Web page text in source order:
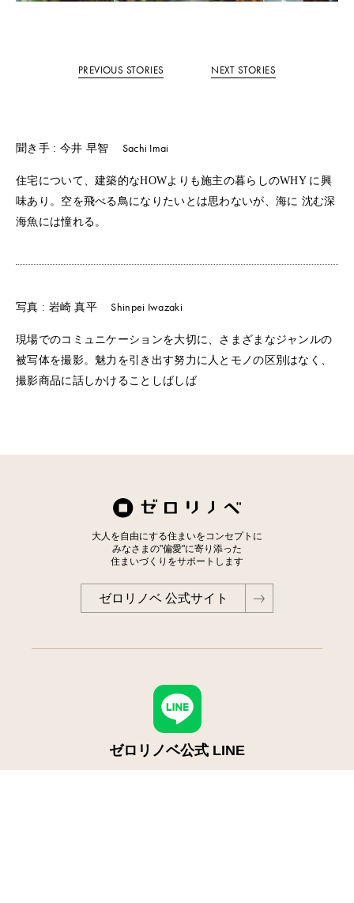
PREVIOUS STORIES NEXT STORIES
聞き手 : 今井 早智 Sachi Imai
住宅について、建築的なHOWよりも施主の暮らしのWHY に興
味あり。空を飛べる鳥になりたいとは思わないが、海に 沈む深
海魚には憧れる。
写真 : 岩崎 真平 Shinpei Iwazaki
現場でのコミュニケーションを大切に、さまざまなジャンルの
被写体を撮影。魅力を引き出す努力に人とモノの区別はなく、
撮影商品に話しかけることしばしば
大人を自由にする住まいをコンセプトに
みなさまの"偏愛"に寄り添った
住まいづくりをサポートします
ゼロリノベ 公式サイト
ゼロリノベ公式 LINE